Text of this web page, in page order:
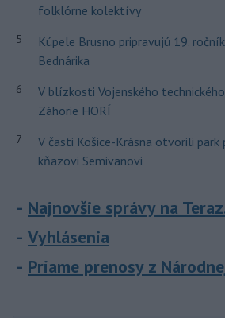
folklórne kolektívy
5
Kúpele Brusno pripravujú 19.
Bednárika
6
V blízkosti Vojenského
Záhorie HORÍ
7
V časti Košice-Krásna otvorili park
kňazovi Semivanovi
Najnovšie správy na
Vyhlásenia
Priame prenosy z